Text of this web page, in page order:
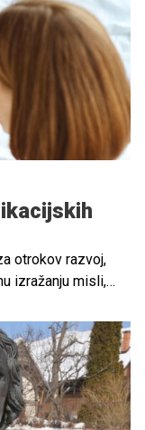
otrokov razvoj,
izražanju misli,
problemov. V
kako otroka na
širjenju